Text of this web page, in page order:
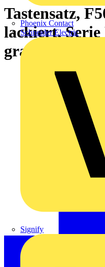
Phoenix Contact
Schneider Electric
Signify
Tastensatz,
lackiert, Serie